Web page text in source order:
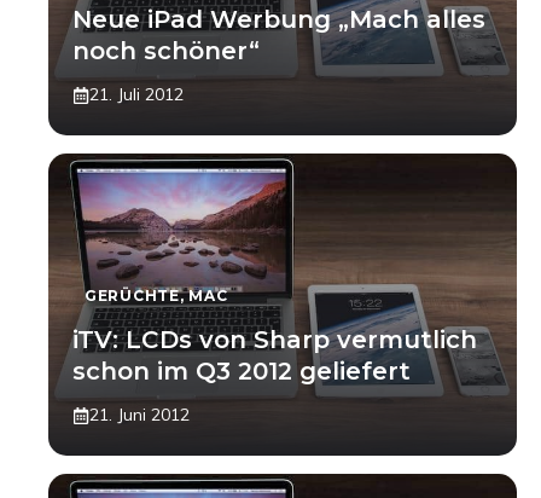
Neue iPad Werbung „Mach alles
noch schöner“
21. Juli 2012
GERÜCHTE,MAC
iTV: LCDs von Sharp vermutlich
schon im Q3 2012 geliefert
21. Juni 2012